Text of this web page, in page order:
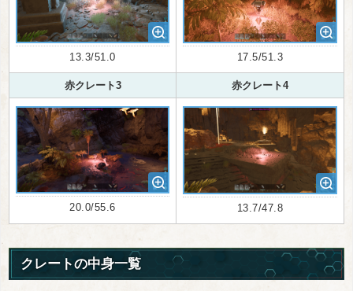
13.3/51.0 17.5/51.3
赤クレート3 赤クレート4
20.0/55.6 13.7/47.8
クレートの中身一覧